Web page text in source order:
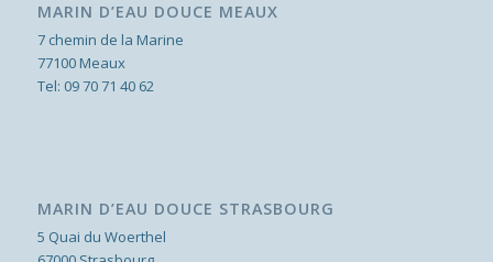
MARIN D’EAU DOUCE MEAUX
7 chemin de la Marine
77100 Meaux
Tel: 09 70 71 40 62
MARIN D’EAU DOUCE STRASBOURG
5 Quai du Woerthel